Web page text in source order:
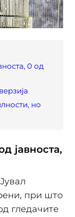
0 од
но
јавноста,
при што
гледачите